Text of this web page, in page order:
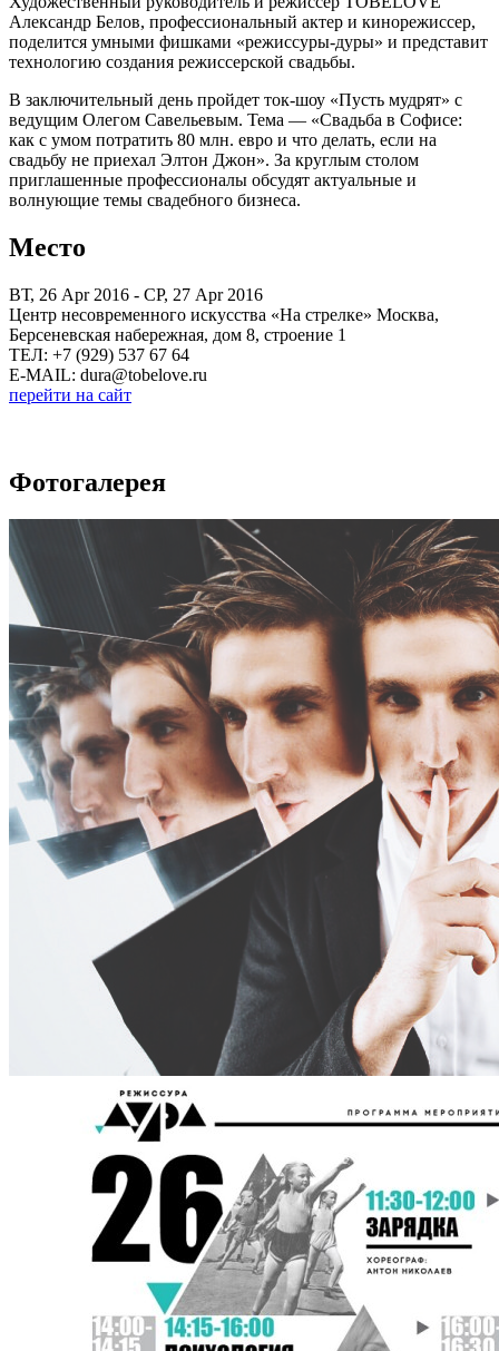
Александр Белов, профессиональный актер и кинорежиссер,
поделится умными фишками «режиссуры-дуры» и представит
технологию создания режиссерской свадьбы.
В заключительный день пройдет ток-шоу «Пусть мудрят» с
ведущим Олегом Савельевым. Тема — «Свадьба в Софисе:
как с умом потратить 80 млн. евро и что делать, если на
свадьбу не приехал Элтон Джон». За круглым столом
приглашенные профессионалы обсудят актуальные и
волнующие темы свадебного бизнеса.
Место
ВТ, 26 Apr 2016 - СР, 27 Apr 2016
Центр несовременного искусства «На стрелке» Москва,
Берсеневская набережная, дом 8, строение 1
ТЕЛ: +7 (929) 537 67 64
E-MAIL: dura@tobelove.ru
перейти на сайт
Фотогалерея